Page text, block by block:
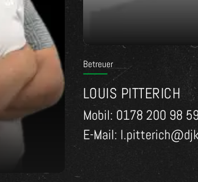
Betreuer
LOUIS PITTERICH
Mobil: 0178 200 98 59
E-Mail: